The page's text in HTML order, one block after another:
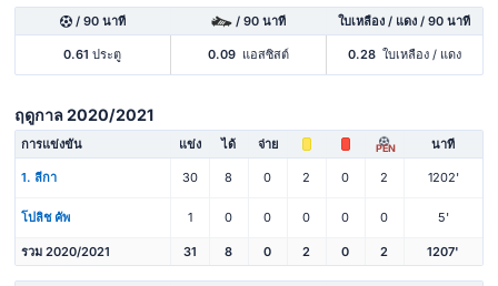
/ 90 นาที / 90 นาที ใบเหลือง / แดง / 90 นาที
0.61 ประตู 0.09 แอสซิสต์ 0.28 ใบเหลือง / แดง
ฤดูกาล 2020/2021
การแข่งขัน แข่ง ได้ จ่าย PEN นาที
1. ลีกา 30 8 0 2 0 2 1202'
โปลิช คัพ 1 0 0 0 0 0 5'
รวม 2020/2021 31 8 0 2 0 2 1207'